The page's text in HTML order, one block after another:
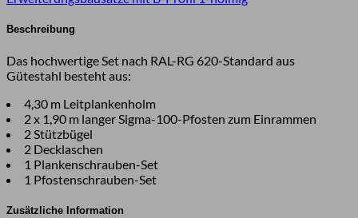
Meter
Länge,
zum
Rammen,
Stahl,
Profil
B
Menge
Beschreibung
Das hochwertige Set nach RAL-RG 620-Standard aus
Gütestahl besteht aus:
4,30 m Leitplankenholm
2 x 1,90 m langer Sigma-100-Pfosten zum Einrammen
2 Stützbügel
2 Decklaschen
1 Plankenschrauben-Set
1 Pfostenschrauben-Set
Zusätzliche Information